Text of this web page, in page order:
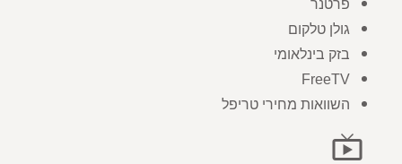
פרטנר
גולן טלקום
בזק בינלאומי
FreeTV
השוואות מחירי טריפל
live_tv